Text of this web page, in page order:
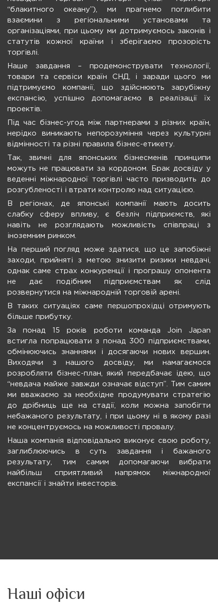
“блакитного океану”), ми прагнемо поглибити
взаємини з регіональними установами та
організаціями, при цьому ми дотримуємось законів і
статутів кожної країни і зберігаємо прозорість
торгівлі.
Наше завдання – продемонструвати технології,
товари та сервіси країн СНД, і заради цього ми
підтримуємо компанії, що здійснюють зарубіжну
експансію, успішно допомагаємо в реалізації їх
проектів.
Під час бізнес-угод між партнерами з різних країн,
нерідко виникають непорозуміння через культурні
відмінності та різні правила бізнес-етикету.
Так, звичні для японських бізнесменів принципи
можуть не працювати за кордоном. Брак досвіду у
веденні міжнародної торгівлі часто призводить до
розгубленості і втрати контролю над ситуацією.
В регіонах, де японські компанії мають досить
слабку сферу впливу, є безліч підприємств, які
навіть не розглядають можливість співпраці з
іноземним ринком.
На перший погляд може здатися, що це запобіжні
заходи, прийняті з метою знизити ризики невдачі,
однак саме страх конкуренції і програшу опонента
не дає подібним підприємствам як слід
розвернутися на міжнародній торговій арені.
В таких ситуаціях саме першопрохідці отримують
більше прибутку.
За понад 15 років роботи команда Join Japan
встигла попрацювати з понад 300 підприємствами,
обмінюючись знаннями і досягаючи нових вершин.
Виходячи з нашого досвіду, ми намагаємося
розробляти бізнес-план, який передбачає ідею, що
“невдача майже завжди означає відступ”. Тим самим
ми вважаємо за необхідне продумувати стратегію
до дрібниць ще на стадії, коли можна запобігти
небажаного результату, і при цьому ні в якому разі
не концентруємось на можливості провалу.
Наша компанія відповідально виконує свою роботу,
заглиблюючись в суть завдання і бажаного
результату, тим самим допомагаючи вибрати
найбільш сприятливий напрямок міжнародної
експансії і знайти інвесторів.
Наші офіси